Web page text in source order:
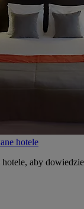
hotele
aby